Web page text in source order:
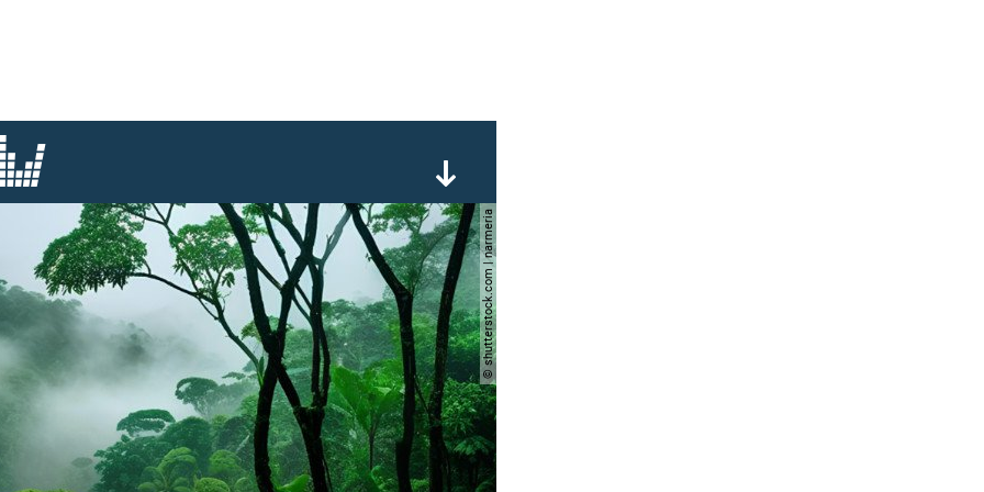
© shutterstock.com | narmeria